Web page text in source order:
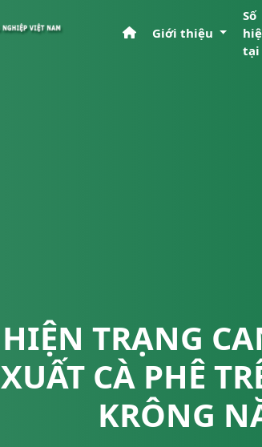
Giới thiệu
Số
tại
HIỆN TRẠNG
XUẤT CÀ PHÊ
KRÔNG